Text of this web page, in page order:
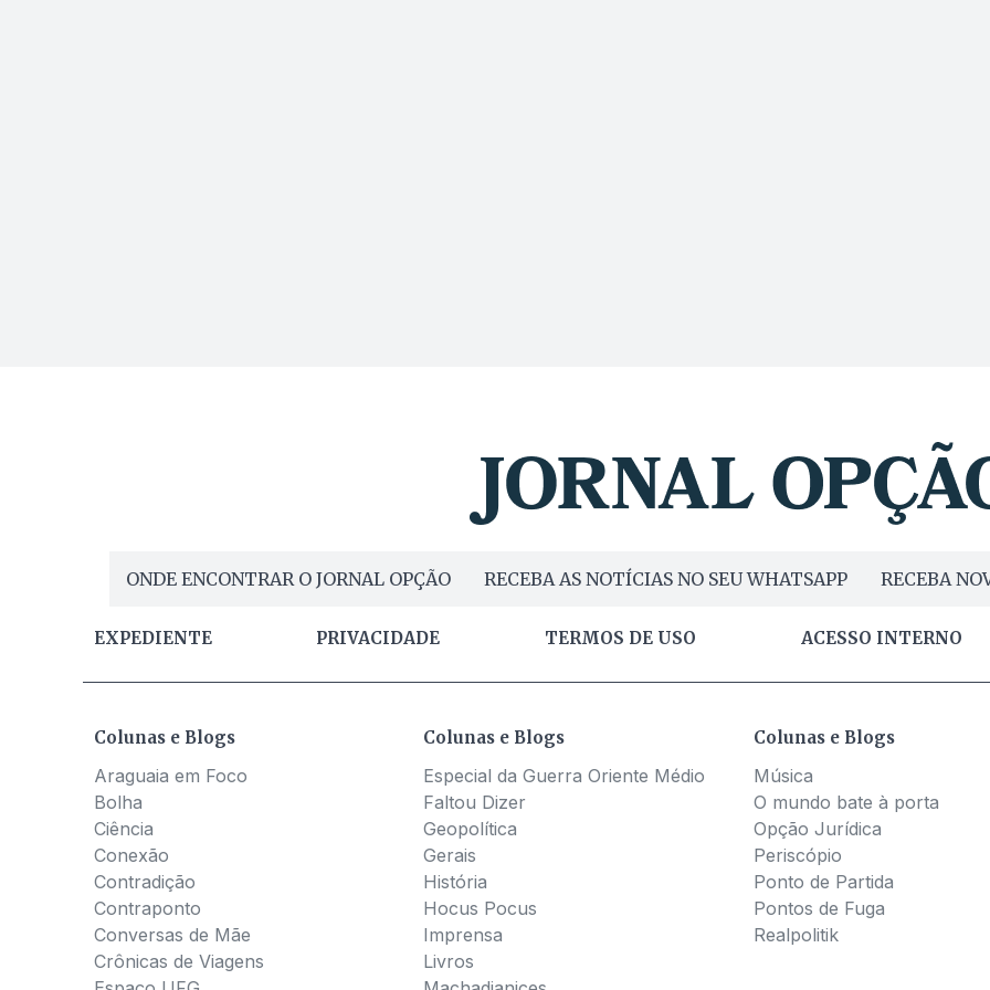
ONDE ENCONTRAR O JORNAL OPÇÃO RECEBA AS NOTÍCIAS NO SEU WHATSAPP RECEBA
EXPEDIENTE PRIVACIDADE TERMOS DE USO ACESSO INTERNO
Colunas e Blogs
Araguaia em Foco
Bolha
Ciência
Conexão
Contradição
Contraponto
Conversas de Mãe
Crônicas de Viagens
Colunas e Blogs
Especial da Guerra Oriente Médio
Faltou Dizer
Geopolítica
Gerais
História
Hocus Pocus
Imprensa
Livros
Colunas e Blogs
Música
O mundo bate à porta
Opção Jurídica
Periscópio
Ponto de Partida
Pontos de Fuga
Realpolitik